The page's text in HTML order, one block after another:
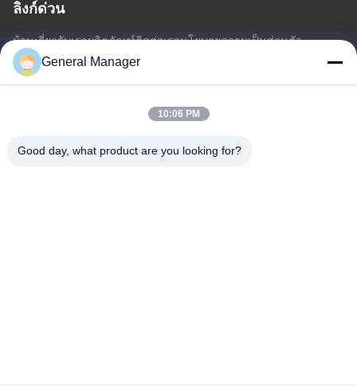
ลิงก์ด่วน
บ้านเกี่ยวกับเราผลิตภัณฑ์ติดต่อเรานโยบายความเป็นส่วนตัว
แผนผังเว็บไซต์
ที่อยู่: ถนน Xingfu เขต Licheng เมือง Jinan จังหวัดชานดง
General Manager
10:06 PM
Good day, what product are you looking for?